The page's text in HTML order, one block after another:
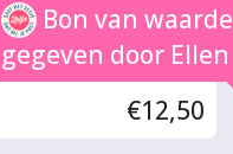
Bon van waarde
gegeven door Ellen
€12,50